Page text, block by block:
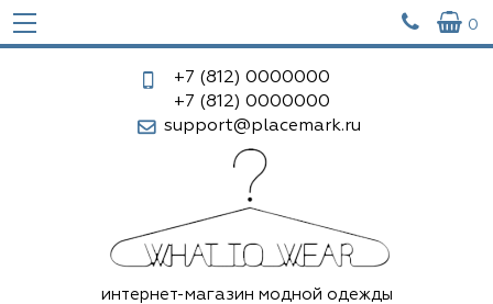
  0
+7 (812) 0000000
+7 (812) 0000000
support@placemark.ru
интернет-магазин модной одежды